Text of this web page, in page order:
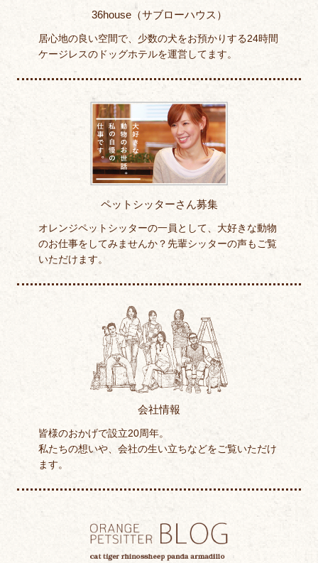
36house（サブローハウス）
居心地の良い空間で、少数の犬をお預かりする24時間
ケージレスのドッグホテルを運営してます。
ペットシッターさん募集
オレンジペットシッターの一員として、大好きな動物
のお仕事をしてみませんか？先輩シッターの声もご覧
いただけます。
会社情報
皆様のおかげで設立20周年。
私たちの想いや、会社の生い立ちなどをご覧いただけ
ます。